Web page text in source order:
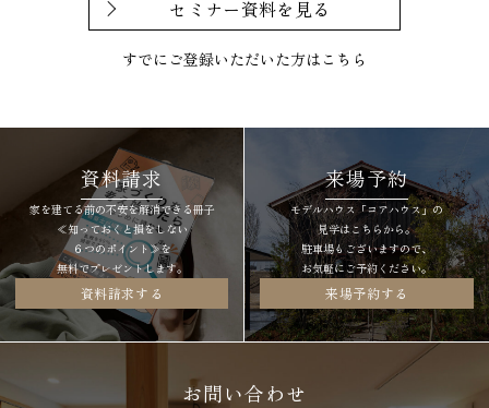
セミナー資料を見る
すでにご登録いただいた方は こちら
資料請求
家を建てる前の不安を解消できる冊子
≪知っておくと損をしない
６つのポイント≫を
無料でプレゼントします。
資料請求する
お問い合わせ
来場予約
モデルハウス「コアハウス」の
見学はこちらから。
駐車場もございますので、
お気軽にご予約ください。
来場予約する